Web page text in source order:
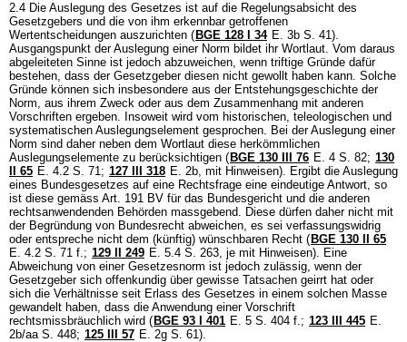
2.4 Die Auslegung des Gesetzes ist auf die Regelungsabsicht des
Gesetzgebers und die von ihm erkennbar getroffenen
Wertentscheidungen auszurichten ( BGE 128 I 34 E. 3b S. 41).
Ausgangspunkt der Auslegung einer Norm bildet ihr Wortlaut. Vom daraus
abgeleiteten Sinne ist jedoch abzuweichen, wenn triftige Gründe dafür
bestehen, dass der Gesetzgeber diesen nicht gewollt haben kann. Solche
Gründe können sich insbesondere aus der Entstehungsgeschichte der
Norm, aus ihrem Zweck oder aus dem Zusammenhang mit anderen
Vorschriften ergeben. Insoweit wird vom historischen, teleologischen und
systematischen Auslegungselement gesprochen. Bei der Auslegung einer
Norm sind daher neben dem Wortlaut diese herkömmlichen
Auslegungselemente zu berücksichtigen ( BGE 130 III 76 E. 4 S. 82; 130
II 65 E. 4.2 S. 71; 127 III 318 E. 2b, mit Hinweisen). Ergibt die Auslegung
eines Bundesgesetzes auf eine Rechtsfrage eine eindeutige Antwort, so
ist diese gemäss Art. 191 BV für das Bundesgericht und die anderen
rechtsanwendenden Behörden massgebend. Diese dürfen daher nicht mit
der Begründung von Bundesrecht abweichen, es sei verfassungswidrig
oder entspreche nicht dem (künftig) wünschbaren Recht ( BGE 130 II 65
E. 4.2 S. 71 f.; 129 II 249 E. 5.4 S. 263, je mit Hinweisen). Eine
Abweichung von einer Gesetzesnorm ist jedoch zulässig, wenn der
Gesetzgeber sich offenkundig über gewisse Tatsachen geirrt hat oder
sich die Verhältnisse seit Erlass des Gesetzes in einem solchen Masse
gewandelt haben, dass die Anwendung einer Vorschrift
rechtsmissbräuchlich wird ( BGE 93 I 401 E. 5 S. 404 f.; 123 III 445 E.
2b/aa S. 448; 125 III 57 E. 2g S. 61).